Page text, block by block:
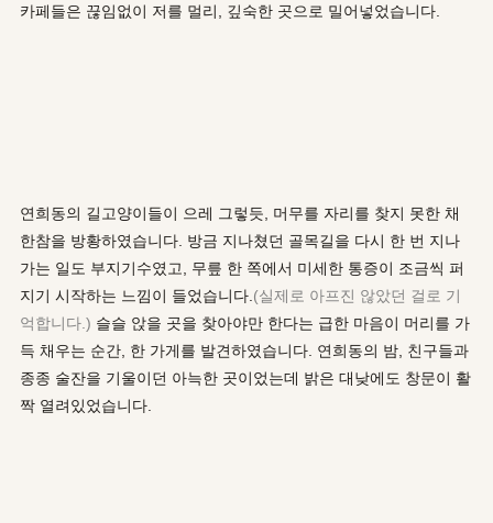
카페들은 끊임없이 저를 멀리, 깊숙한 곳으로 밀어넣었습니다.
연희동의 길고양이들이 으레 그렇듯, 머무를 자리를 찾지 못한 채
한참을 방황하였습니다. 방금 지나쳤던 골목길을 다시 한 번 지나
가는 일도 부지기수였고, 무릎 한 쪽에서 미세한 통증이 조금씩 퍼
지기 시작하는 느낌이 들었습니다. (실제로 아프진 않았던 걸로 기
억합니다.) 슬슬 앉을 곳을 찾아야만 한다는 급한 마음이 머리를 가
득 채우는 순간, 한 가게를 발견하였습니다. 연희동의 밤, 친구들과
종종 술잔을 기울이던 아늑한 곳이었는데 밝은 대낮에도 창문이 활
짝 열려있었습니다.